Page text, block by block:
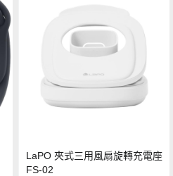
LaPO 夾式三用風扇旋轉充電座
FS-02